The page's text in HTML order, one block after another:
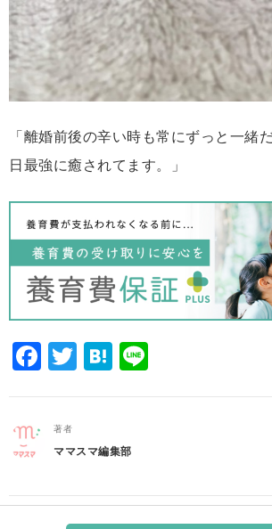
「離婚前後の辛い時も常にずっと一緒
日最強に癒されてます。」
Facebook
TwitterHatena
著者
ママスマ編集部